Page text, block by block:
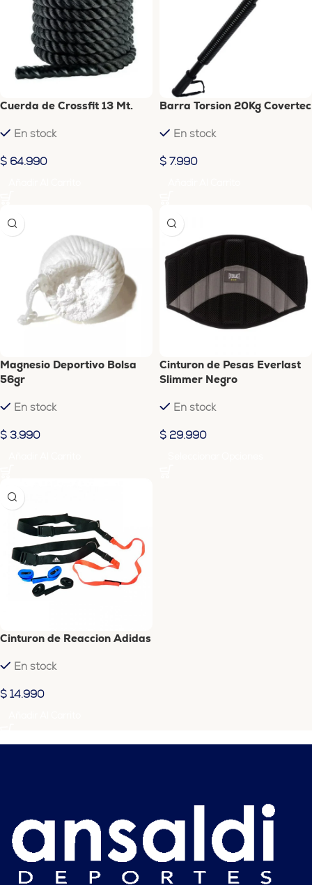
Cuerda de Crossfit 13 Mt.
En stock
$ 64.990
Barra Torsion 20Kg Covertec
En stock
$ 7.990
Magnesio Deportivo Bolsa
56gr
En stock
$ 3.990
Cinturon de Pesas Everlast
Slimmer Negro
En stock
$ 29.990
Cinturon de Reaccion Adidas
En stock
$ 14.990